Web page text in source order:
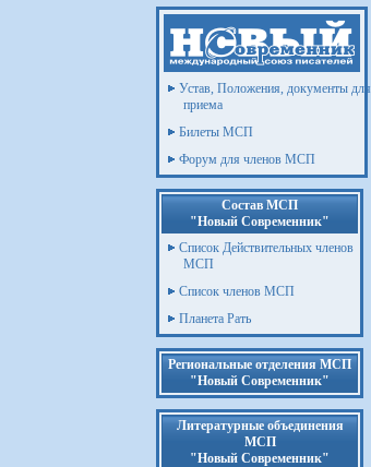
Устав, Положения, документы для
приема
Билеты МСП
Форум для членов МСП
Состав МСП
"Новый Современник"
Список Действительных членов
МСП
Список членов МСП
Планета Рать
Региональные отделения МСП
"Новый Современник"
Литературные объединения
МСП
"Новый Современник"